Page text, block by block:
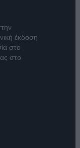
έκδοση
στο
στο